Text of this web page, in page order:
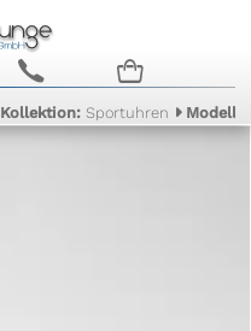
c n
Kollektion:Sportuhren Modell: